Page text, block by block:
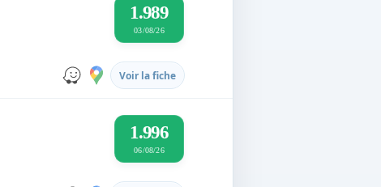
1.989
03/08/26
Voir la fiche
1.996
06/08/26